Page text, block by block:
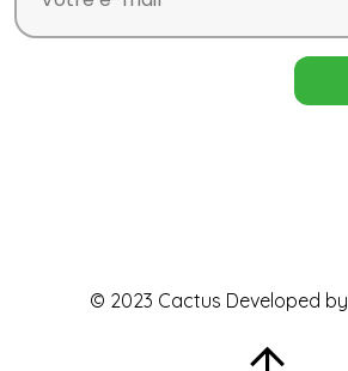
© 2023 Cactus Developed by